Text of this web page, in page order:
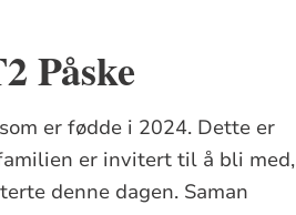
Påske
er fødde i 2024. Dette er
er invitert til å bli med,
denne dagen. Saman